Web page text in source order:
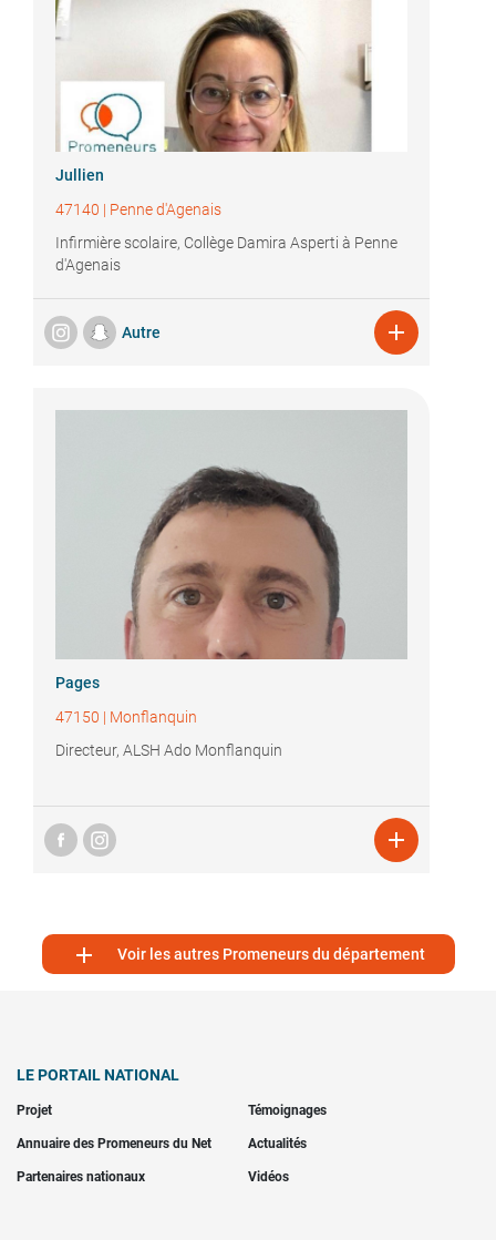
Jullien
47140 | Penne d'Agenais
Infirmière scolaire, Collège Damira Asperti à Penne
d'Agenais
Autre 
Pages
47150 | Monflanquin
Directeur, ALSH Ado Monflanquin

 Voir les autres Promeneurs du département
LE PORTAIL NATIONAL
Projet Témoignages
Annuaire des Promeneurs du Net Actualités
Partenaires nationaux Vidéos